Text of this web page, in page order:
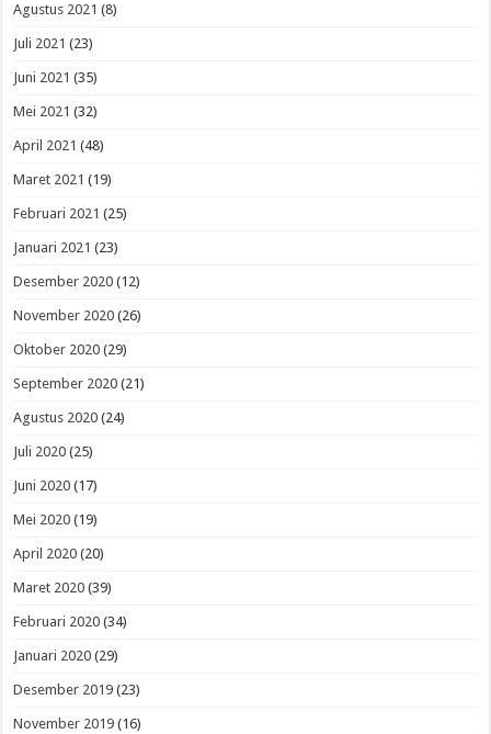
Agustus 2021 (8)
Juli 2021 (23)
Juni 2021 (35)
Mei 2021 (32)
April 2021 (48)
Maret 2021 (19)
Februari 2021 (25)
Januari 2021 (23)
Desember 2020 (12)
November 2020 (26)
Oktober 2020 (29)
September 2020 (21)
Agustus 2020 (24)
Juli 2020 (25)
Juni 2020 (17)
Mei 2020 (19)
April 2020 (20)
Maret 2020 (39)
Februari 2020 (34)
Januari 2020 (29)
Desember 2019 (23)
November 2019 (16)